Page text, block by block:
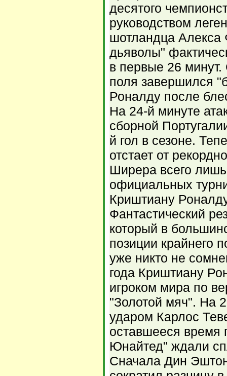
десятого
руководством
шотландца
дьяволы"
в первые 26 минут.
поля завершился
Роналду после
На 24-й минуте
сборной
й гол в сезоне.
отстает от
Ширера всего
официальных
Криштиану
Фантастический
который в
позиции крайнего
уже никто не
года Криштиану
игроком мира по
"Золотой мяч". На
ударом Карлос
оставшееся время
Юнайтед" ждали
Сначала Дин